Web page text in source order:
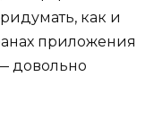
как и
приложения
довольно